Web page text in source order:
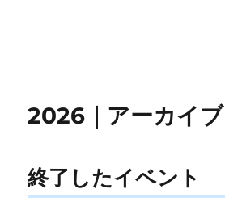
2026｜アーカイブ
終了したイベント